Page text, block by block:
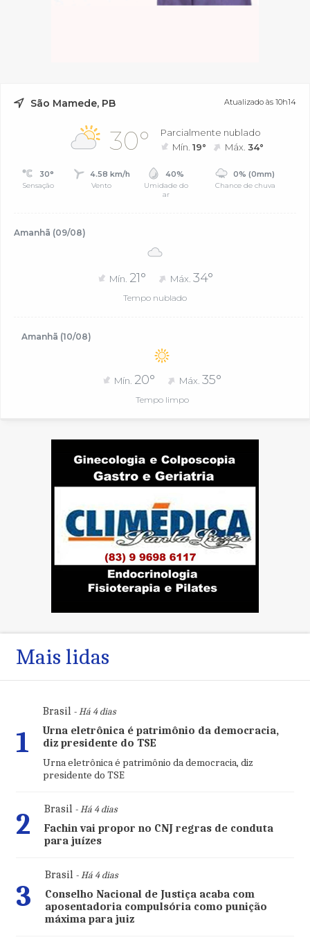
São Mamede, PB Atualizado às 10h14
30°
Parcialmente nublado
Mín.19° Máx.34°
30°
Sensação
4.58 km/h
Vento
40%
Umidade do
ar
0% (0mm)
Chance de chuva
Amanhã (09/08)
Mín. 21° Máx. 34°
Tempo nublado
Amanhã (10/08)
Mín. 20° Máx.35°
Tempo limpo
Mais lidas
1
Brasil- Há 4 dias
Urna eletrônica é patrimônio da democracia,
diz presidente do TSE
Urna eletrônica é patrimônio da democracia, diz
presidente do TSE
2 Brasil- Há 4 dias
Fachin vai propor no CNJ regras de conduta
para juízes
3
Brasil- Há 4 dias
Conselho Nacional de Justiça acaba com
aposentadoria compulsória como punição
máxima para juiz